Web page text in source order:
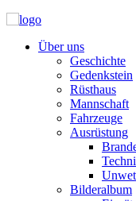
Über uns
Geschichte
Gedenkstein
Rüsthaus
Mannschaft
Fahrzeuge
Ausrüstung
Bilderalbum